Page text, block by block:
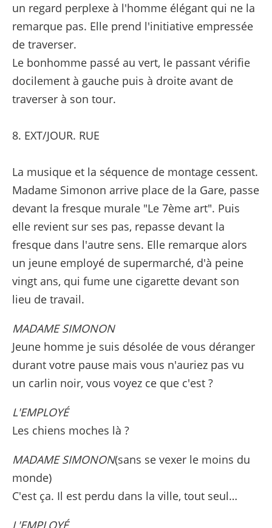
un regard perplexe à l'homme élégant qui ne la
remarque pas. Elle prend l'initiative empressée
de traverser.
Le bonhomme passé au vert, le passant vérifie
docilement à gauche puis à droite avant de
traverser à son tour.
8. EXT/JOUR. RUE
La musique et la séquence de montage cessent.
Madame Simonon arrive place de la Gare, passe
devant la fresque murale "Le 7ème art". Puis
elle revient sur ses pas, repasse devant la
fresque dans l'autre sens. Elle remarque alors
un jeune employé de supermarché, d'à peine
vingt ans, qui fume une cigarette devant son
lieu de travail.
MADAME SIMONON
Jeune homme je suis désolée de vous déranger
durant votre pause mais vous n'auriez pas vu
un carlin noir, vous voyez ce que c'est ?
L'EMPLOYÉ
Les chiens moches là ?
MADAME SIMONON(sans se vexer le moins du
monde)
C'est ça. Il est perdu dans la ville, tout seul…
L'EMPLOYÉ